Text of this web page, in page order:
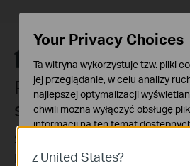
Powierz ochronę
specjalistom
Skorzystaj z rozbudowanych
HomeShield, by utworzyć
z United States?
Your Privacy Choices
Ta witryna wykorzystuje tzw. pliki
jej przeglądanie, w celu analizy
najlepszej optymalizacji
chwili można wyłączyć obsługę
informacji na ten temat
Podstawowe Cookies